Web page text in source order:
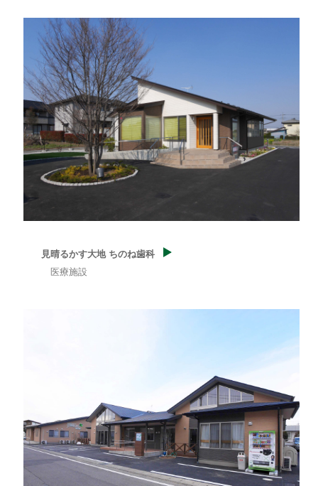
見晴るかす大地 ちのね歯科
医療施設